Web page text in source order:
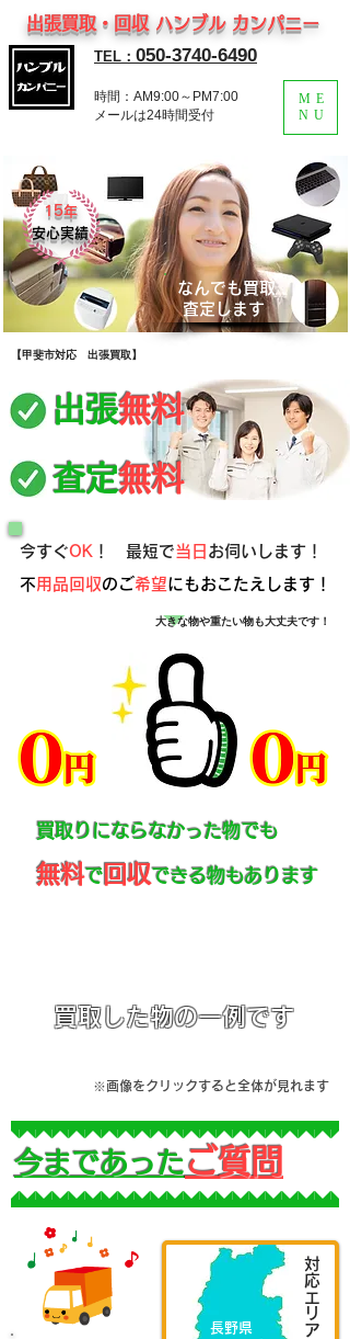
TEL： 050-3740-6490
出張買取・回収 ハンブル カンパニー
ME
NU
時間：AM9:00～PM7:00
​メールは24時間受付
​査定します
なんでも買取
15年
​安心実績
​【甲斐市対応 出張買取】
査定無料
出張無料
今すぐOK ！ 最短で当日 お伺いします！
​不用品回収のご希望にもおこたえします！
大きな物や重たい物も大丈夫です！
買取りにならなかった物でも
無料で 回収できる物もあります
買取した物の一例です
​※画像をクリックすると全体が見れます
今まであったご質問
長野県 ​対応エリア